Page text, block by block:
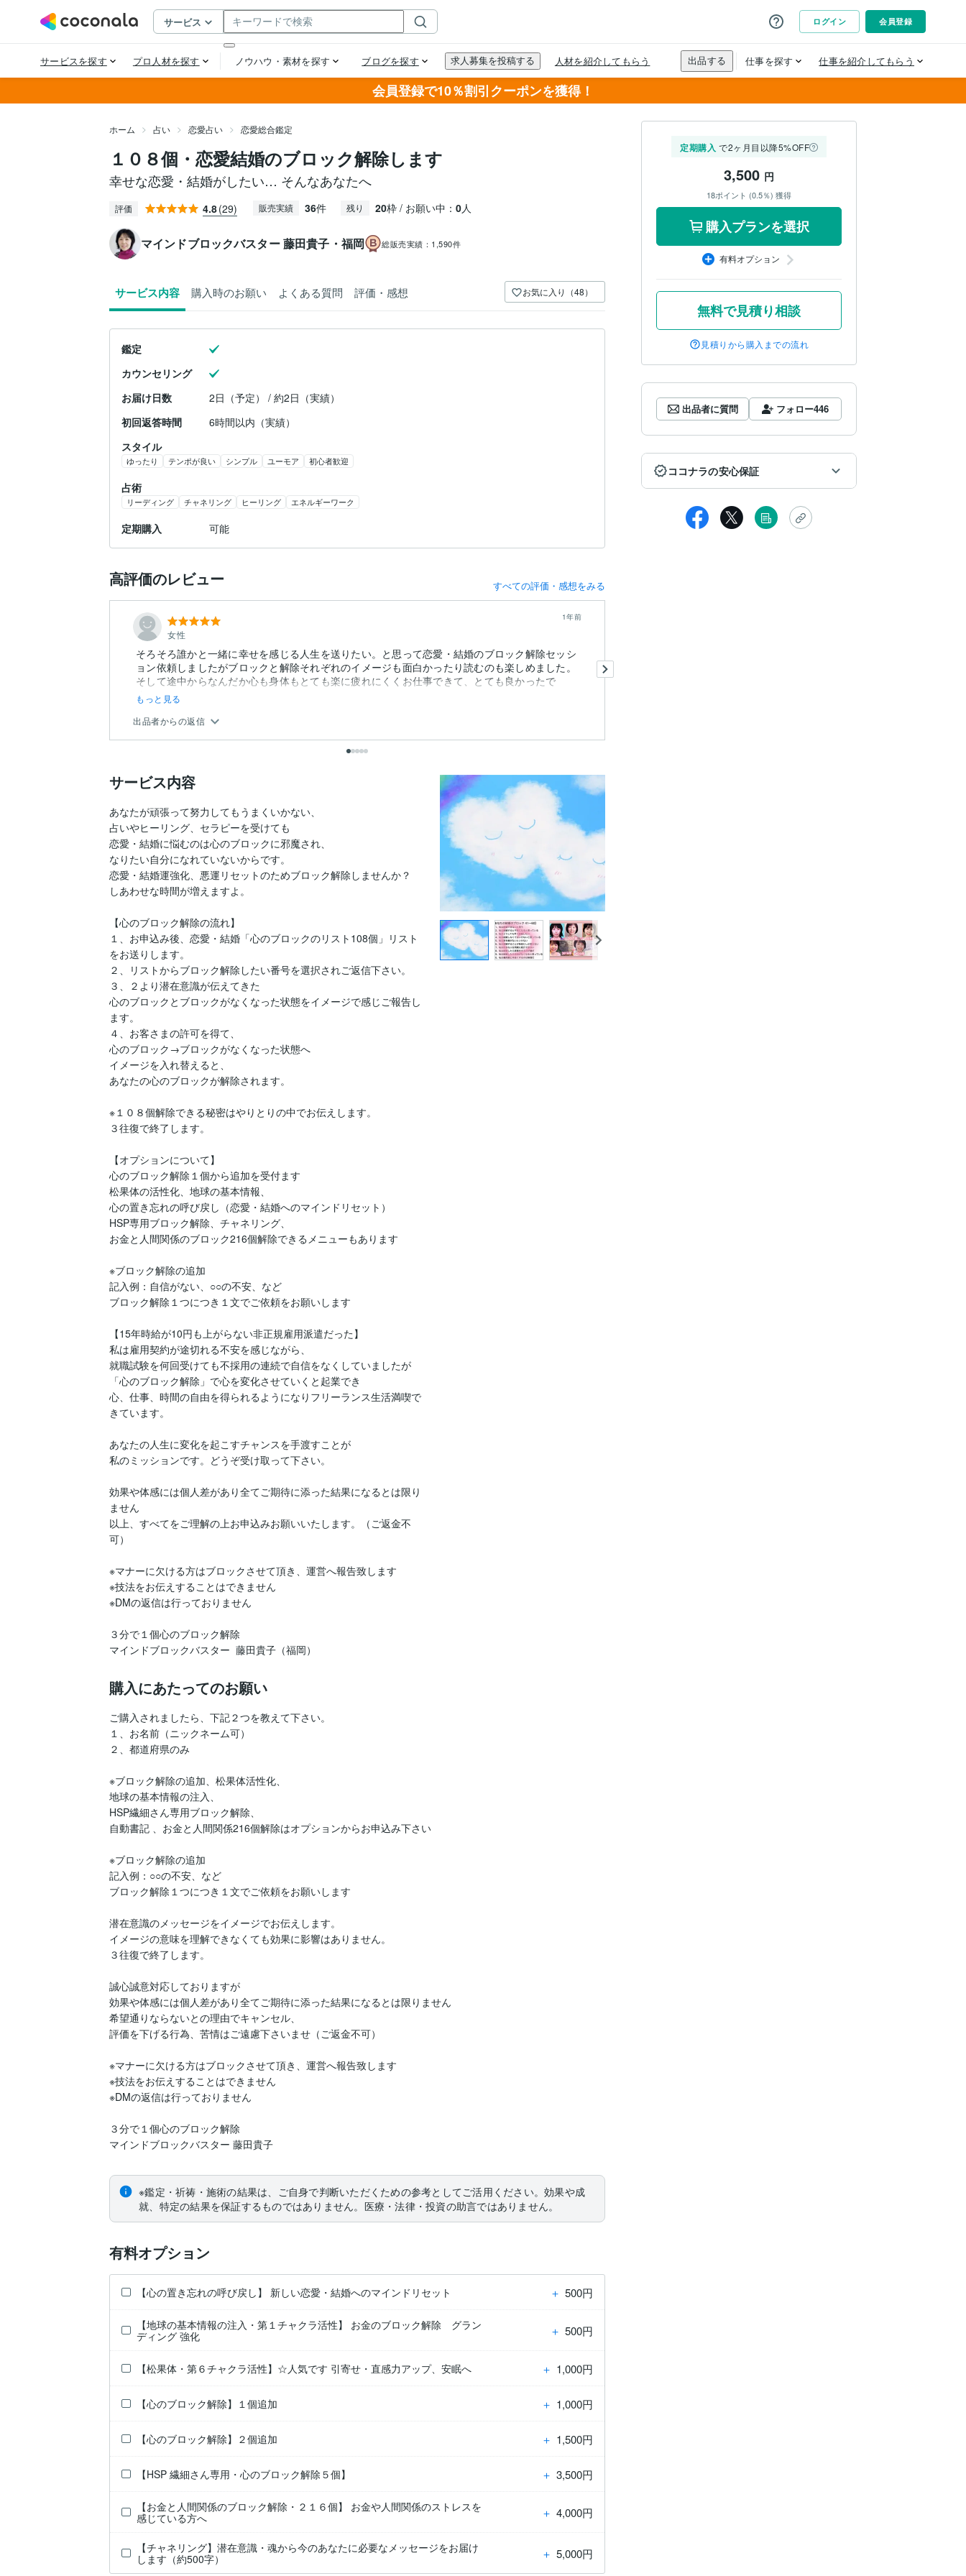
会員登録で10％割引クーポンを獲得！
ホーム 占い 恋愛占い 恋愛総合鑑定
１０８個・恋愛結婚のブロック解除します
幸せな恋愛・結婚がしたい… そんなあなたへ
評価 4.8(29) 販売実績 36件 残り 20枠 / お願い中： 0人
マインドブロックバスター 藤田貴子・福岡 総販売実績： 1,590件
サービス内容 購入時のお願い よくある質問 評価・感想 お気に入り（48）
鑑定
カウンセリング
お届け日数
2日（予定） / 約2日（実績）
初回返答時間
6時間以内（実績）
スタイル
ゆったり テンポが良い シンプル ユーモア 初心者歓迎
占術
リーディング チャネリング ヒーリング エネルギーワーク
定期購入 可能
高評価のレビュー すべての評価・感想をみる
女性
1年前
そろそろ誰かと一緒に幸せを感じる人生を送りたい。と思って恋愛・結婚のブロック解除セッシ
ョン依頼しましたがブロックと解除それぞれのイメージも面白かったり読むのも楽しめました。
そして途中からなんだか心も身体もとても楽に疲れにくくお仕事できて、とても良かったで
す。...
もっと見る
出品者からの返信
サービス内容
あなたが頑張って努力してもうまくいかない、
占いやヒーリング、セラピーを受けても
恋愛・結婚に悩むのは心のブロックに邪魔され、
なりたい自分になれていないからです。
恋愛・結婚運強化、悪運リセットのためブロック解除しませんか？
しあわせな時間が増えますよ。
【心のブロック解除の流れ】
１、お申込み後、恋愛・結婚「心のブロックのリスト108個」リスト
をお送りします。
２、リストからブロック解除したい番号を選択されご返信下さい。
３、２より潜在意識が伝えてきた
心のブロックとブロックがなくなった状態をイメージで感じご報告し
ます。
４、お客さまの許可を得て、
心のブロック→ブロックがなくなった状態へ
イメージを入れ替えると、
あなたの心のブロックが解除されます。
※１０８個解除できる秘密はやりとりの中でお伝えします。
３往復で終了します。
【オプションについて】
心のブロック解除１個から追加を受付ます
松果体の活性化、地球の基本情報、
心の置き忘れの呼び戻し（恋愛・結婚へのマインドリセット）
HSP専用ブロック解除、チャネリング、
お金と人間関係のブロック216個解除できるメニューもあります
※ブロック解除の追加
記入例：自信がない、○○の不安、など
ブロック解除１つにつき１文でご依頼をお願いします
【15年時給が10円も上がらない非正規雇用派遣だった】
私は雇用契約が途切れる不安を感じながら、
就職試験を何回受けても不採用の連続で自信をなくしていましたが
「心のブロック解除」で心を変化させていくと起業でき
心、仕事、時間の自由を得られるようになりフリーランス生活満喫で
きています。
あなたの人生に変化を起こすチャンスを手渡すことが
私のミッションです。どうぞ受け取って下さい。
効果や体感には個人差があり全てご期待に添った結果になるとは限り
ません
以上、すべてをご理解の上お申込みお願いいたします。（ご返金不
可）
※マナーに欠ける方はブロックさせて頂き、運営へ報告致します
※技法をお伝えすることはできません
※DMの返信は行っておりません
３分で１個心のブロック解除
マインドブロックバスター  藤田貴子（福岡）
購入にあたってのお願い
ご購入されましたら、下記２つを教えて下さい。
１、お名前（ニックネーム可）
２、都道府県のみ
※ブロック解除の追加、松果体活性化、
地球の基本情報の注入、
HSP繊細さん専用ブロック解除、
自動書記 、お金と人間関係216個解除はオプションからお申込み下さい
※ブロック解除の追加
記入例：○○の不安、など
ブロック解除１つにつき１文でご依頼をお願いします
潜在意識のメッセージをイメージでお伝えします。
イメージの意味を理解できなくても効果に影響はありません。
３往復で終了します。
誠心誠意対応しておりますが
効果や体感には個人差があり全てご期待に添った結果になるとは限りません
希望通りならないとの理由でキャンセル、
評価を下げる行為、苦情はご遠慮下さいませ（ご返金不可）
※マナーに欠ける方はブロックさせて頂き、運営へ報告致します
※技法をお伝えすることはできません
※DMの返信は行っておりません
３分で１個心のブロック解除
マインドブロックバスター 藤田貴子
※鑑定・祈祷・施術の結果は、ご自身で判断いただくための参考としてご活用ください。効果や成
就、特定の結果を保証するものではありません。医療・法律・投資の助言ではありません。
有料オプション
【心の置き忘れの呼び戻し】 新しい恋愛・結婚へのマインドリセット ＋ 500円
【地球の基本情報の注入・第１チャクラ活性】 お金のブロック解除 グラン
ディング 強化
＋ 500円
【松果体・第６チャクラ活性】☆人気です 引寄せ・直感力アップ、安眠へ ＋ 1,000円
【心のブロック解除】１個追加 ＋ 1,000円
【心のブロック解除】２個追加 ＋ 1,500円
【HSP 繊細さん専用・心のブロック解除５個】 ＋ 3,500円
【お金と人間関係のブロック解除・２１６個】 お金や人間関係のストレスを
感じている方へ
＋ 4,000円
【チャネリング】潜在意識・魂から今のあなたに必要なメッセージをお届け
します（約500字）
＋ 5,000円
定期購入 で2ヶ月目以降5%OFF
3,500 円
18ポイント (0.5％) 獲得
購入プランを選択
有料オプション
無料で見積り相談
見積りから購入までの流れ
出品者に質問 フォロー446
ココナラの安心保証